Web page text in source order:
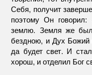
Себя, получит
поэтому Он
землю. Земля же
бездною, и Дух Божий
да будет свет. И
хорош, и отделил Бог